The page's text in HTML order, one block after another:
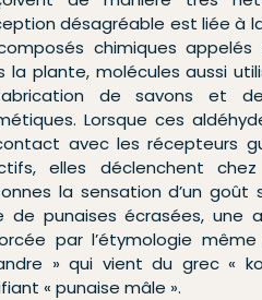
désagréable est liée à
chimiques appelés
la plante, molécules aussi
de savons et
Lorsque ces
avec les récepteurs
elles déclenchent
la sensation d’un goût
de punaises écrasées, une
par l’étymologie
» qui vient du grec «
« punaise mâle ».